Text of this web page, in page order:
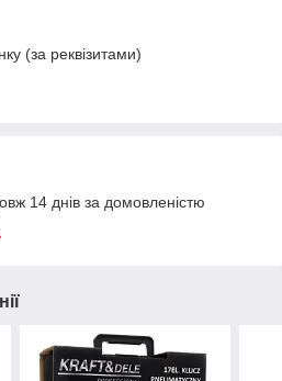
(за реквізитами)
14 днів за домовленістю